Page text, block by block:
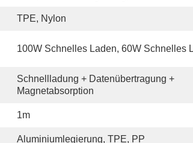
TPE, Nylon
100W Schnelles Laden, 60W Schnelles
Schnellladung + Datenübertragung +
Magnetabsorption
1m
Aluminiumlegierung, TPE, PP